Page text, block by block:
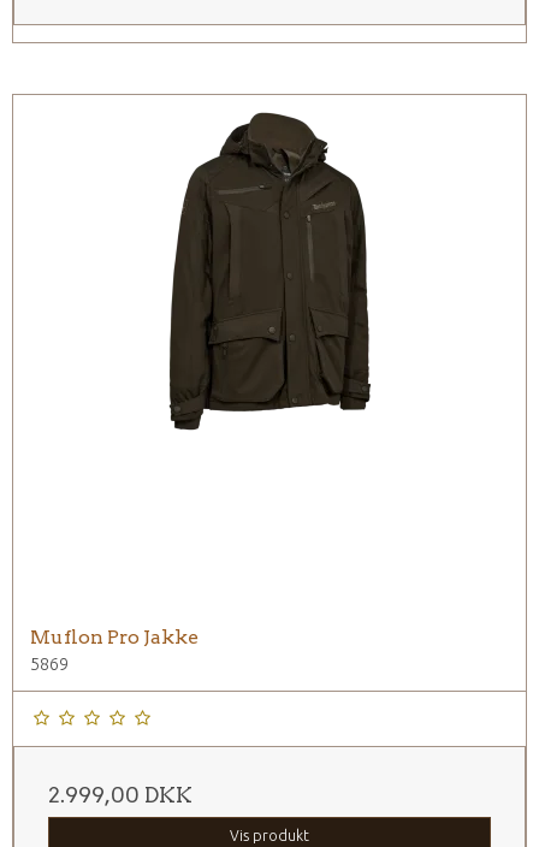
Muflon Pro Jakke
5869
2.999,00 DKK
Vis produkt